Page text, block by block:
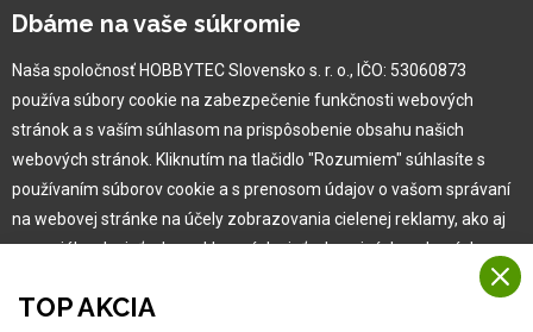
Kariéra
Pre zákazníka
Garancia najlepšej ceny
Užívateľský manuál
Obchodné podmienky
Zákazník & partner
Novinky
TOP AKCIA
Dbáme na vaše súkromie
Naša spoločnosť HOBBYTEC Slovensko s. r. o., IČO: 53060873
používa súbory cookie na zabezpečenie funkčnosti webových
stránok a s vaším súhlasom na prispôsobenie obsahu našich
webových stránok. Kliknutím na tlačidlo "Rozumiem" súhlasíte s
používaním súborov cookie a s prenosom údajov o vašom správaní
na webovej stránke na účely zobrazovania cielenej reklamy, ako aj
na sociálnych sieťach a reklamných sieťach na iných webových
Viac informácií